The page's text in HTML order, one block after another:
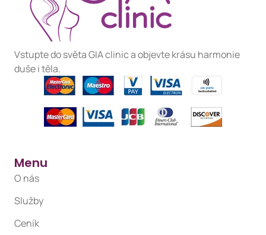
Vstupte do světa GIA clinic a objevte krásu harmonie
duše i těla.
Menu
O nás
Služby
Ceník